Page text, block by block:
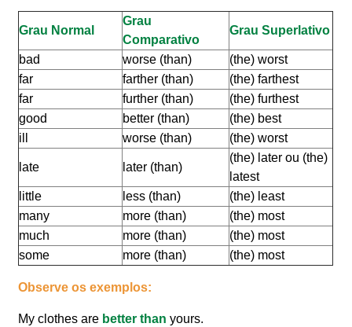
Grau Normal
Grau
Comparativo
Grau Superlativo
bad worse (than)
(the) worst
far
farther (than)
(the) farthest
far
further (than)
(the) furthest
good
better (than)
(the) best
ill
worse (than) (the) worst
late later (than)
(the) later ou (the)
latest
little
less (than)
(the) least
many
more (than)
(the) most
much
more (than)
(the) most
some
more (than) (the) most
Observe os exemplos:
My clothes are better than yours.